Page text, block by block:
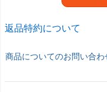
返品特約について
商品についてのお問い合わ